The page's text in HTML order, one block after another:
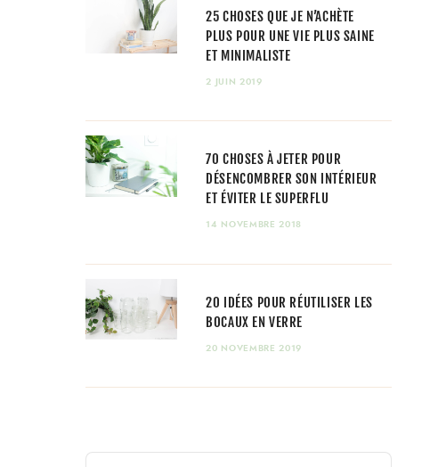
25 CHOSES QUE JE N’ACHÈTE
PLUS POUR UNE VIE PLUS SAINE
ET MINIMALISTE
2 JUIN 2019
70 CHOSES À JETER POUR
DÉSENCOMBRER SON INTÉRIEUR
ET ÉVITER LE SUPERFLU
14 NOVEMBRE 2018
20 IDÉES POUR RÉUTILISER LES
BOCAUX EN VERRE
20 NOVEMBRE 2019
Audio